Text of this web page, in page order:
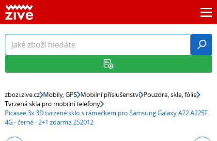
zbozi.zive.cz Mobily, GPS Mobilní příslušenství Pouzdra, skla, fólie
Tvrzená skla pro mobilní telefony
Picasee 3x 3D tvrzené sklo s rámečkem pro Samsung Galaxy A22 A225F
4G - černé - 2+1 zdarma 252012